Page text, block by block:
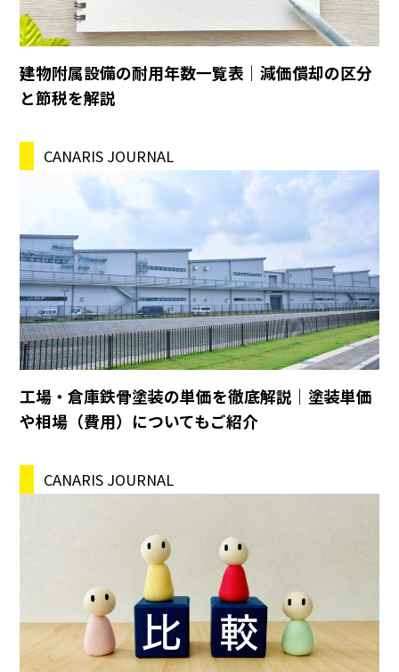
建物附属設備の耐用年数一覧表｜減価償却の区分
と節税を解説
CANARIS JOURNAL
工場・倉庫鉄骨塗装の単価を徹底解説｜塗装単価
や相場（費用）についてもご紹介
CANARIS JOURNAL